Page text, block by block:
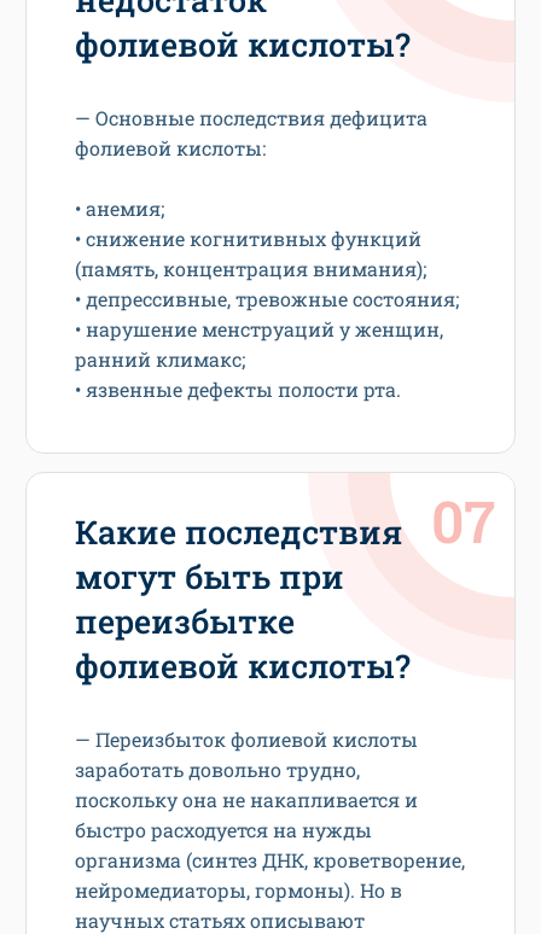
фолиевой кислоты?
— Основные последствия дефицита
фолиевой кислоты:
• анемия;
• снижение когнитивных функций
(память, концентрация внимания);
• депрессивные, тревожные состояния;
• нарушение менструаций у женщин,
ранний климакс;
• язвенные дефекты полости рта.
Какие последствия
могут быть при
переизбытке
фолиевой кислоты?
— Переизбыток фолиевой кислоты
заработать довольно трудно,
поскольку она не накапливается и
быстро расходуется на нужды
организма (синтез ДНК, кроветворение,
нейромедиаторы, гормоны). Но в
научных статьях описывают